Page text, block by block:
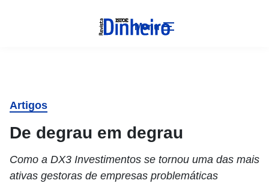
Menu
Artigos
De degrau em degrau
Como a DX3 Investimentos se tornou uma das mais
ativas gestoras de empresas problemáticas